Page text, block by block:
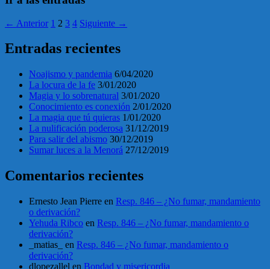
← Anterior 1 2 3 4 Siguiente →
Entradas recientes
Noajismo y pandemia 6/04/2020
La locura de la fe 3/01/2020
Magia y lo sobrenatural 3/01/2020
Conocimiento es conexión 2/01/2020
La magia que tú quieras 1/01/2020
La nulificación poderosa 31/12/2019
Para salir del abismo 30/12/2019
Sumar luces a la Menorá 27/12/2019
Comentarios recientes
Ernesto Jean Pierre en Resp. 846 – ¿No fumar, mandamiento
o derivación?
Yehuda Ribco en Resp. 846 – ¿No fumar, mandamiento o
derivación?
_matias_
en Resp. 846 – ¿No fumar, mandamiento o
derivación?
dlopezallel en Bondad y misericordia